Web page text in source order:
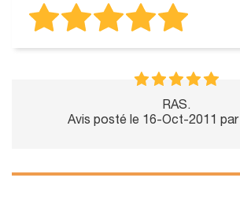
RAS.
Avis posté le 16-Oct-2011 par